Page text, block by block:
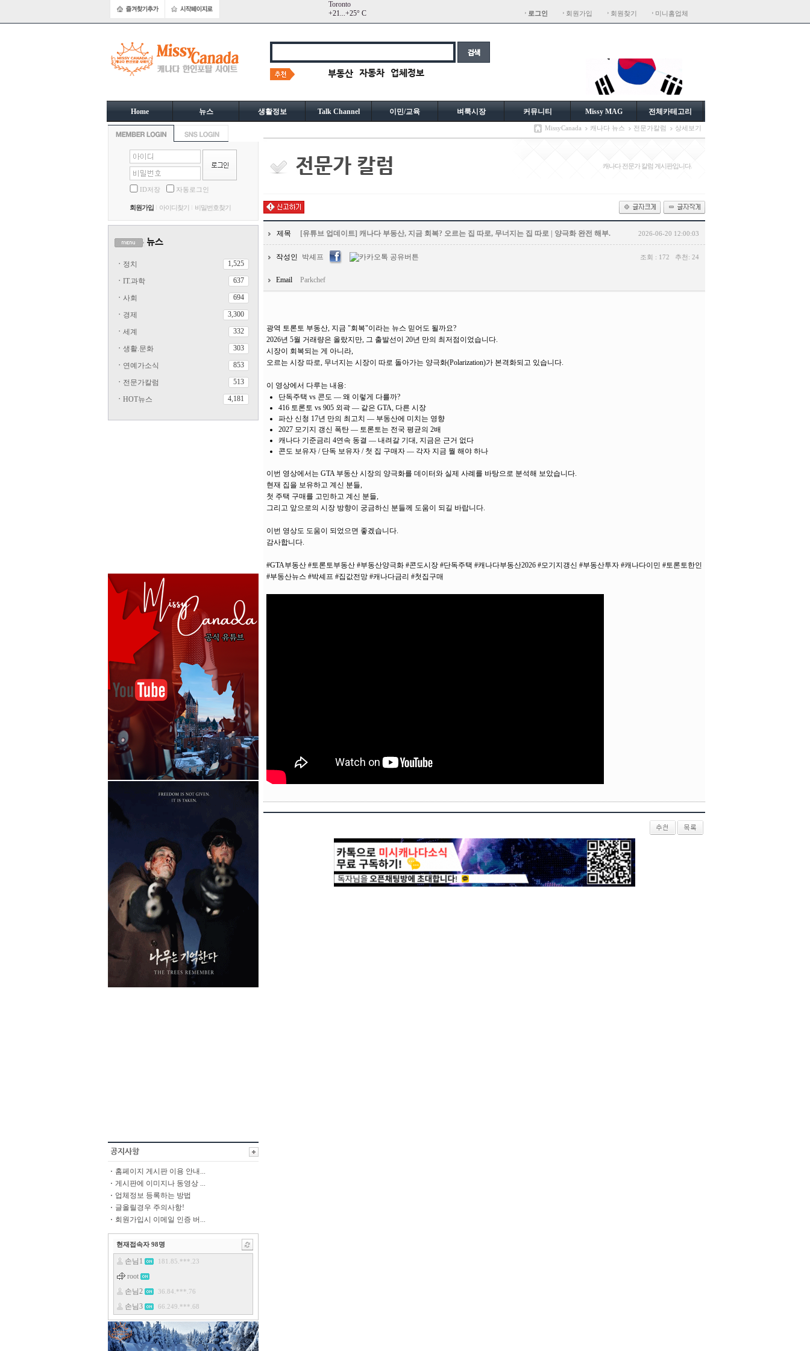
Toronto
+21...+25° C 로그인 회원가입 회원찾기 미니홈업체
Home 뉴스 생활정보 Talk Channel 이민/교육 벼룩시장 커뮤니티 Missy MAG 전체카테고리
ID저장 자동로그인
회원가입 아이디찾기 비밀번호찾기
ㆍ 정치 1,525
ㆍ IT.과학 637
ㆍ 사회 694
ㆍ 경제 3,300
ㆍ 세계 332
ㆍ 생활.문화 303
ㆍ 연예가소식 853
ㆍ 전문가칼럼 513
ㆍ HOT뉴스 4,181
홈페이지 게시판 이용 안내...
게시판에 이미지나 동영상 ...
업체정보 등록하는 방법
글올릴경우 주의사항!
회원가입시 이메일 인증 버...
현재접속자 98명
MissyCanada 캐나다 뉴스 전문가칼럼 상세보기
캐나다 전문가 칼럼 게시판입니다.
제목 [유튜브 업데이트] 캐나다 부동산, 지금 회복? 오르는 집 따로, 무너지는 집 따로 | 양극화 완전 해부. 2026-06-20 12:00:03
작성인 박셰프 조회 : 172 추천: 24
Email Parkchef
광역 토론토 부동산, 지금 "회복"이라는 뉴스 믿어도 될까요?
2026년 5월 거래량은 올랐지만, 그 출발선이 20년 만의 최저점이었습니다.
시장이 회복되는 게 아니라,
오르는 시장 따로, 무너지는 시장이 따로 돌아가는 양극화(Polarization)가 본격화되고 있습니다.
이 영상에서 다루는 내용:
단독주택 vs 콘도 — 왜 이렇게 다를까?
416 토론토 vs 905 외곽 — 같은 GTA, 다른 시장
파산 신청 17년 만의 최고치 — 부동산에 미치는 영향
2027 모기지 갱신 폭탄 — 토론토는 전국 평균의 2배
캐나다 기준금리 4연속 동결 — 내려갈 기대, 지금은 근거 없다
콘도 보유자 / 단독 보유자 / 첫 집 구매자 — 각자 지금 뭘 해야 하나
이번 영상에서는 GTA 부동산 시장의 양극화를 데이터와 실제 사례를 바탕으로 분석해 보았습니다.
현재 집을 보유하고 계신 분들,
첫 주택 구매를 고민하고 계신 분들,
그리고 앞으로의 시장 방향이 궁금하신 분들께 도움이 되길 바랍니다.
이번 영상도 도움이 되었으면 좋겠습니다.
감사합니다.
#GTA부동산 #토론토부동산 #부동산양극화 #콘도시장 #단독주택 #캐나다부동산2026 #모기지갱신 #부동산투자 #캐나다이민 #토론토한인
#부동산뉴스 #박셰프 #집값전망 #캐나다금리 #첫집구매